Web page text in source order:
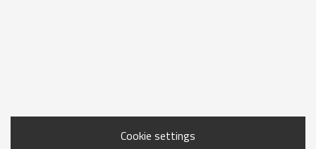
Cookie settings